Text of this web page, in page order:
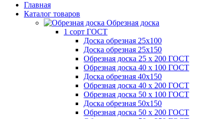
Главная
Каталог товаров
Обрезная доска
1 сорт ГОСТ
Доска обрезная 25х100
Доска обрезная 25х150
Обрезная доска 25 х 200 ГОСТ
Обрезная доска 40 х 100 ГОСТ
Доска обрезная 40х150
Обрезная доска 40 х 200 ГОСТ
Обрезная доска 50 х 100 ГОСТ
Доска обрезная 50х150
Обрезная доска 50 х 200 ГОСТ